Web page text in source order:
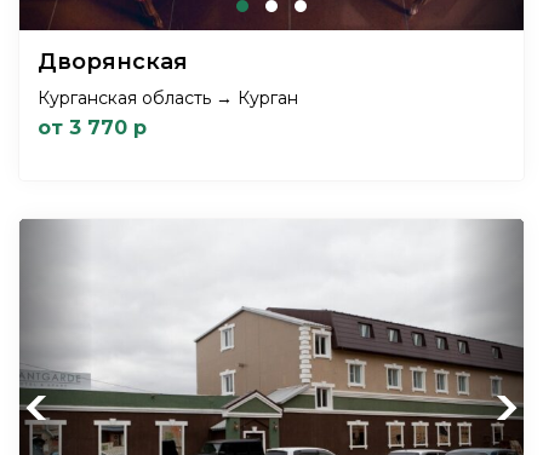
Дворянская
Курганская область → Курган
от 3 770 р
Previous Next